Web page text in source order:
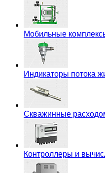
Мобильные
Индикаторы потока
Скважинные
Контроллеры и